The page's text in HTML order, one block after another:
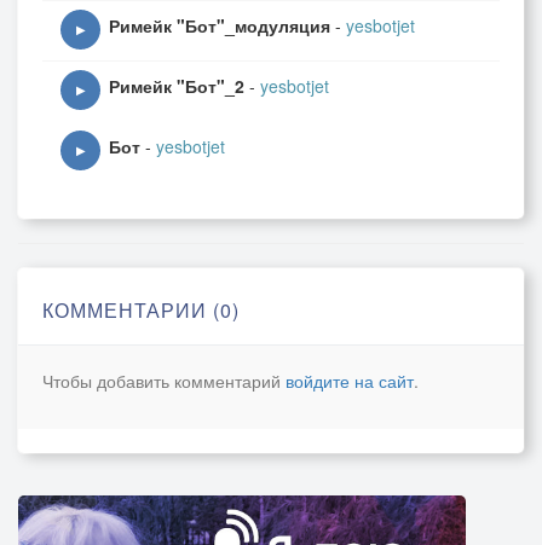
▶ Римейк "Бот"_модуляция - yesbotjet
▶ Римейк "Бот"_2 - yesbotjet
▶ Бот - yesbotjet
КОММЕНТАРИИ (0)
Чтобы добавить комментарий войдите на сайт.